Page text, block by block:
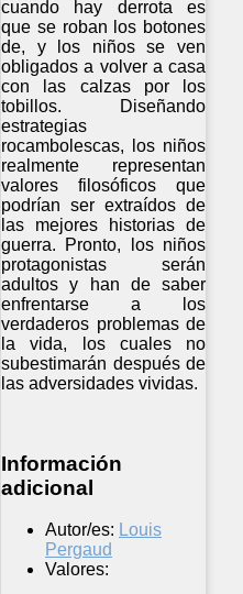
cuando hay derrota es
que se roban los botones
de, y los niños se ven
obligados a volver a casa
con las calzas por los
tobillos. Diseñando
estrategias
rocambolescas, los niños
realmente representan
valores filosóficos que
podrían ser extraídos de
las mejores historias de
guerra. Pronto, los niños
protagonistas serán
adultos y han de saber
enfrentarse a los
verdaderos problemas de
la vida, los cuales no
subestimarán después de
las adversidades vividas.
Información
adicional
Autor/es: Louis
Pergaud
Valores: